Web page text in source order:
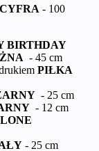
CYFRA - 100
BIRTHDAY
- 45 cm
PIŁKA
- 25 cm
- 12 cm
- 25 cm